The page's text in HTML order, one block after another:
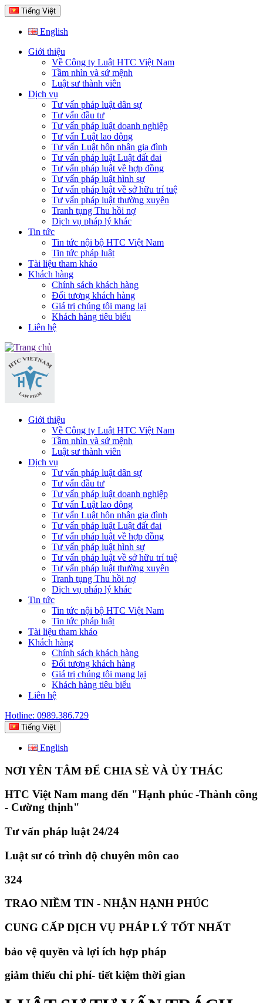
Tiếng Việt
English
Giới thiệu
Về Công ty Luật HTC Việt Nam
Tầm nhìn và sứ mệnh
Luật sư thành viên
Dịch vụ
Tư vấn pháp luật dân sự
Tư vấn đầu tư
Tư vấn pháp luật doanh nghiệp
Tư vấn Luật lao động
Tư vấn Luật hôn nhân gia đình
Tư vấn pháp luật Luật đất đai
Tư vấn pháp luật về hợp đồng
Tư vấn pháp luật hình sự
Tư vấn pháp luật về sở hữu trí tuệ
Tư vấn pháp luật thường xuyên
Tranh tụng Thu hồi nợ
Dịch vụ pháp lý khác
Tin tức
Tin tức nội bộ HTC Việt Nam
Tin tức pháp luật
Tài liệu tham khảo
Khách hàng
Chính sách khách hàng
Đối tượng khách hàng
Giá trị chúng tôi mang lại
Khách hàng tiêu biểu
Liên hệ
Giới thiệu
Về Công ty Luật HTC Việt Nam
Tầm nhìn và sứ mệnh
Luật sư thành viên
Dịch vụ
Tư vấn pháp luật dân sự
Tư vấn đầu tư
Tư vấn pháp luật doanh nghiệp
Tư vấn Luật lao động
Tư vấn Luật hôn nhân gia đình
Tư vấn pháp luật Luật đất đai
Tư vấn pháp luật về hợp đồng
Tư vấn pháp luật hình sự
Tư vấn pháp luật về sở hữu trí tuệ
Tư vấn pháp luật thường xuyên
Tranh tụng Thu hồi nợ
Dịch vụ pháp lý khác
Tin tức
Tin tức nội bộ HTC Việt Nam
Tin tức pháp luật
Tài liệu tham khảo
Khách hàng
Chính sách khách hàng
Đối tượng khách hàng
Giá trị chúng tôi mang lại
Khách hàng tiêu biểu
Liên hệ
Hotline: 0989.386.729
Tiếng Việt
English
NƠI YÊN TÂM ĐỂ CHIA SẺ VÀ ỦY THÁC
HTC Việt Nam mang đến "Hạnh phúc -Thành công
- Cường thịnh"
Tư vấn pháp luật 24/24
Luật sư có trình độ chuyên môn cao
324
TRAO NIỀM TIN - NHẬN HẠNH PHÚC
CUNG CẤP DỊCH VỤ PHÁP LÝ TỐT NHẤT
bảo vệ quyền và lợi ích hợp pháp
giảm thiếu chi phí- tiết kiệm thời gian